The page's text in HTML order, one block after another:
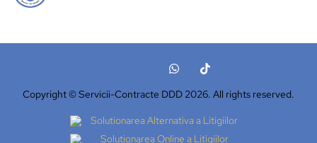
Copyright © Servicii-Contracte DDD 2026. All rights reserved.